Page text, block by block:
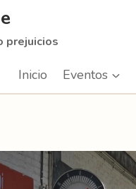
prejuicios
Inicio Eventos